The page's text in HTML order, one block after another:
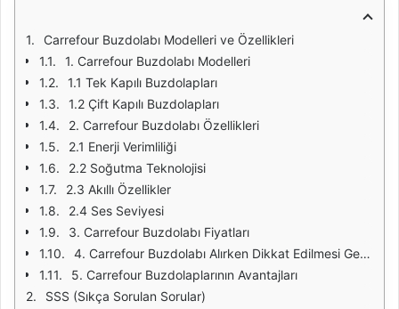
Carrefour Buzdolabı Modelleri ve Özellikleri
1. Carrefour Buzdolabı Modelleri
1.1 Tek Kapılı Buzdolapları
1.2 Çift Kapılı Buzdolapları
2. Carrefour Buzdolabı Özellikleri
2.1 Enerji Verimliliği
2.2 Soğutma Teknolojisi
2.3 Akıllı Özellikler
2.4 Ses Seviyesi
3. Carrefour Buzdolabı Fiyatları
4. Carrefour Buzdolabı Alırken Dikkat Edilmesi Gerekenler
5. Carrefour Buzdolaplarının Avantajları
SSS (Sıkça Sorulan Sorular)